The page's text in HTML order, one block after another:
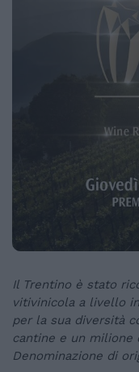
Il Trentino è stato
vitivinicola a livello
per la sua diversità
cantine e un
Denominazione di